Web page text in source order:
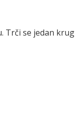
Trči se jedan